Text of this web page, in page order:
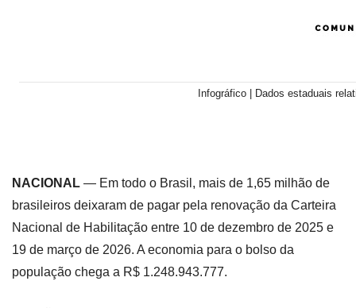
Infográfico | Dados estaduais
NACIONAL — Em todo o Brasil, mais de 1,65 milhão de
brasileiros deixaram de pagar pela renovação da Carteira
Nacional de Habilitação entre 10 de dezembro de 2025 e
19 de março de 2026. A economia para o bolso da
população chega a R$ 1.248.943.777.